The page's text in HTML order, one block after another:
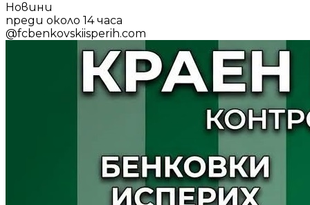
Новини
преди около 14 часа
@fcbenkovskiisperih.com